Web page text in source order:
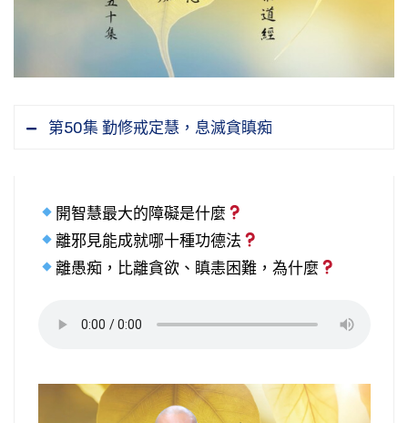
第50集 勤修戒定慧，息滅貪瞋痴
開智慧最大的障礙是什麼
離邪見能成就哪十種功德法
離愚痴，比離貪欲、瞋恚困難，為什麼